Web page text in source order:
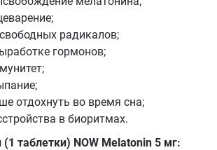
радикалов;
гормонов;
отдохнуть во время сна;
в биоритмах.
таблетки) NOW Melatonin 5 мг: